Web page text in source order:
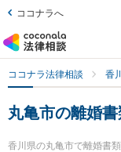
ココナラへ
ココナラ法律相談 香
丸亀市の離婚
香川県の丸亀市で離婚書